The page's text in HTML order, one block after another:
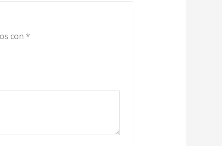
con *